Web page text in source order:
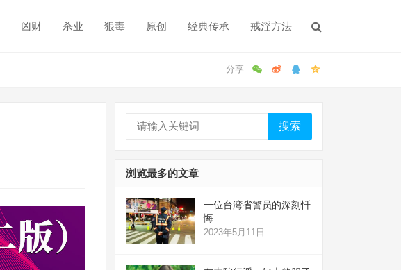
凶财 杀业 狠毒 原创 经典传承 戒淫方法
搜索
浏览最多的文章
一位台湾省警员的深刻忏
悔
2023年5月11日